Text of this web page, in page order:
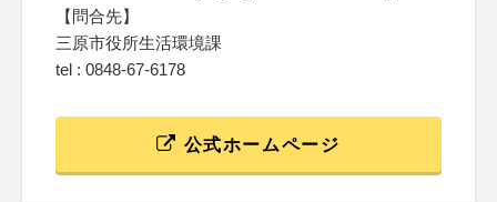
【問合先】
三原市役所生活環境課
tel : 0848-67-6178
公式ホームページ